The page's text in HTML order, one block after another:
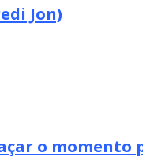
Jon)
o momento